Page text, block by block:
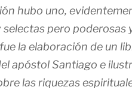
hubo uno,
selectas pero poderosas
la elaboración de un
apóstol Santiago e
las riquezas